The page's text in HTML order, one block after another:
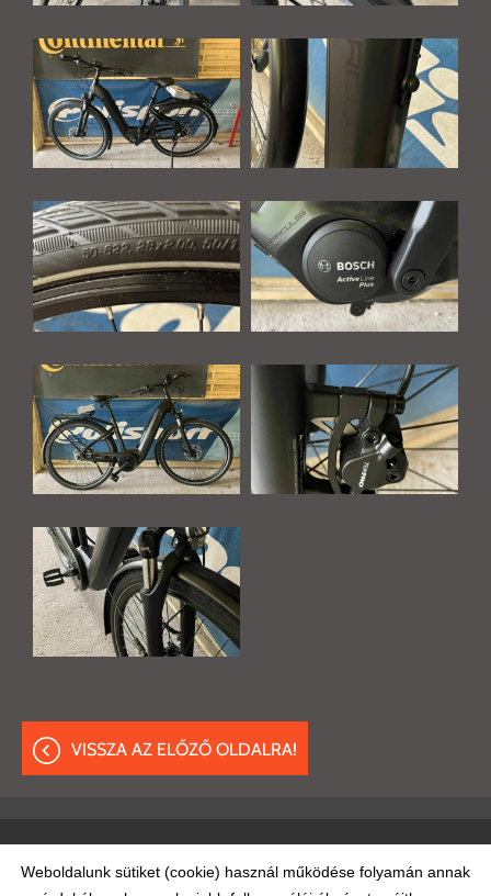
VISSZA AZ ELŐZŐ OLDALRA!
Oldal információk Adatkezelési tájékoztató ÁSZF
Weboldalunk sütiket (cookie) használ működése folyamán annak